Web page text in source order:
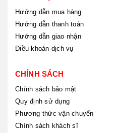
Hướng dẫn mua hàng
Hướng dẫn thanh toán
Hướng dẫn giao nhận
Điều khoản dịch vụ
CHÍNH SÁCH
Chính sách bảo mật
Quy định sử dụng
Phương thức vận chuyển
Chính sách khách sĩ